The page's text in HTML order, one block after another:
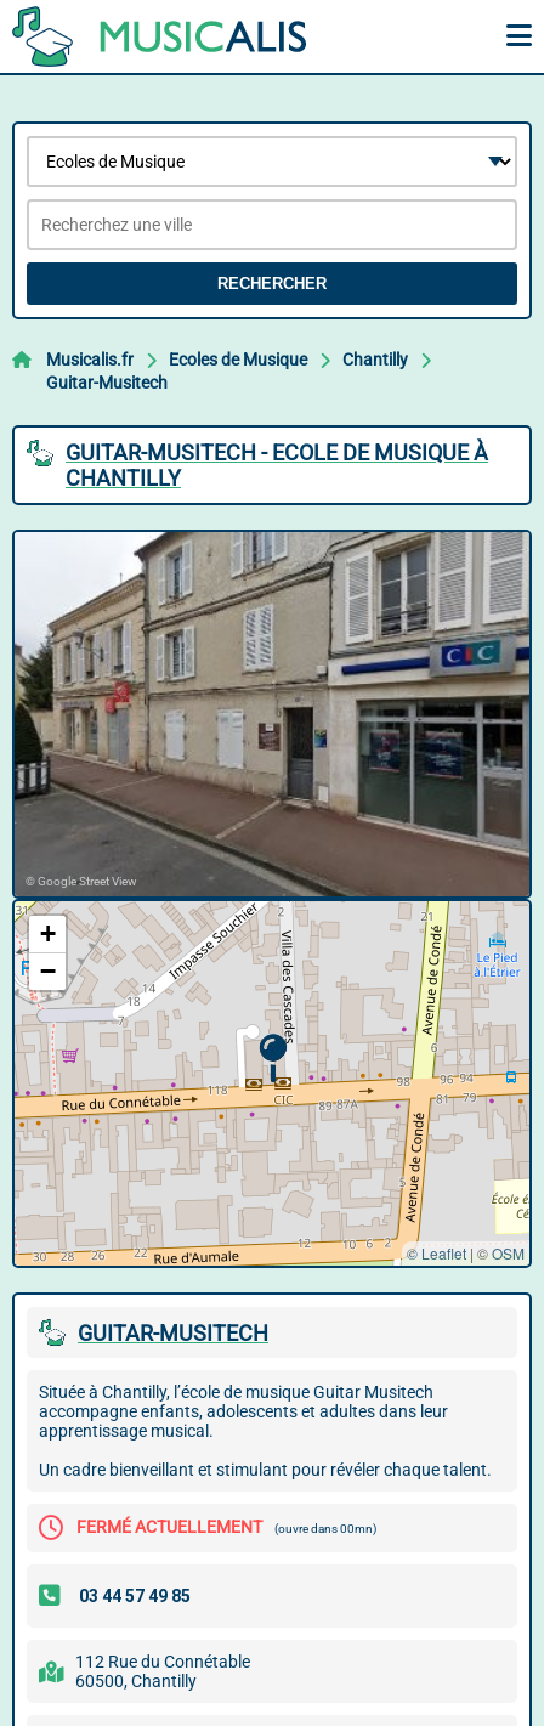
RECHERCHER
Musicalis.fr Ecoles de Musique
Chantilly
Guitar-Musitech
GUITAR-MUSITECH - ECOLE DE MUSIQUE À
CHANTILLY
© Google Street View
+
−
© Leaflet | ©OSM
GUITAR-MUSITECH
Située à Chantilly, l’école de musique Guitar Musitech
accompagne enfants, adolescents et adultes dans leur
apprentissage musical.
Un cadre bienveillant et stimulant pour révéler chaque talent.
FERMÉ ACTUELLEMENT (ouvre dans 00mn)
112 Rue du Connétable
60500, Chantilly